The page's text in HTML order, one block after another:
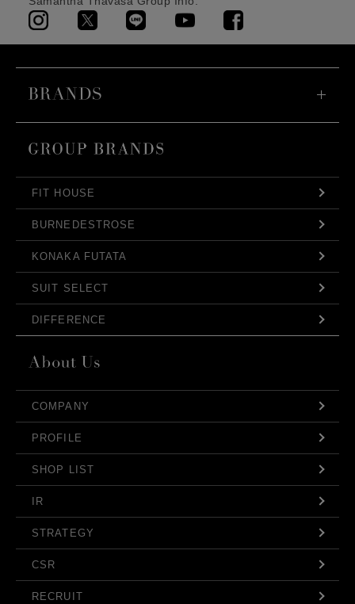
FIT HOUSE
BURNEDESTROSE
KONAKA FUTATA
SUIT SELECT
DIFFERENCE
COMPANY
PROFILE
SHOP LIST
IR
STRATEGY
CSR
RECRUIT